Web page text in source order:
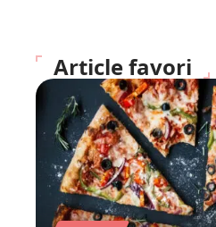
Article favori